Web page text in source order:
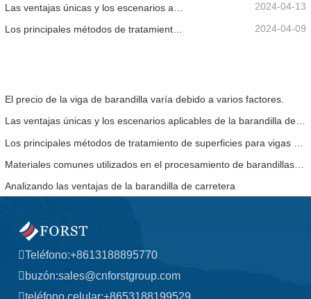
2024-04-13
2024-04-09
El precio de la viga de barandilla varía debido a varios factores.
Las ventajas únicas y los escenarios aplicables de la barandilla de la carretera.
Analizando las ventajas de la barandilla de carretera
Teléfono:+8613188895770
buzón:sales@cnforstgroup.com